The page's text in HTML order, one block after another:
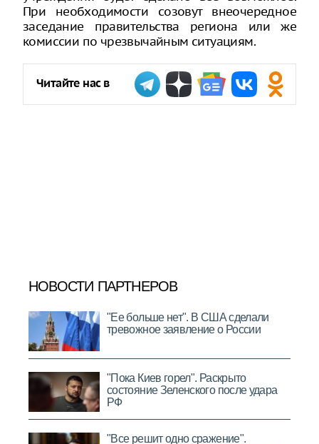
При необходимости созовут внеочередное
заседание правительства региона или же
комиссии по чрезвычайным ситуациям.
Читайте нас в